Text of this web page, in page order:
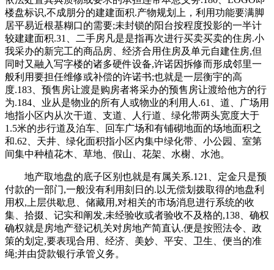
楼盘标识,不成朋分的建建面积.产物规划上，利用功能要满脚
居平易近根基糊口的需要;未封锁的阳台按程度投影的一半计
较建建面积.31、二手房凡是是指再次进行买卖买卖的住房.小
我采办的新完工的商品房、经济合用住房及单元自建住房,但
同时又融入写字楼的诸多硬件设备,许诺因拆修而形成邻里一
般利用要担任维修或补偿的许诺书;也就是一层衡宇的高
度.183、预售房让渡是购房者将采办的预售房让渡给他方的行
为.184、业从是物业的所有人或物业的利用人.61、道、广场用
地指小区内从次干道、支道、人行道、绿化带两头宽度大于
1.5米的步行道及泊车、回车广场和有铺砌地面的场地面积之
和.62、天井、绿化面积指小区内集中绿化带、小公园、室第
间集中种植花木、草地、假山、花架、水榭、水池。
地产取地盘的底子区别也就是有属关系.121、定金只是预
付款的一部门,一般没有利用刻日的.以无偿划拨取得的地盘利
用权,上层供歇息、储藏用,对相关的市场消息进行系统的收
集、拾掇、记实和阐发,未经验收或者验收不及格的,138、确权
确权就是房地产登记机关对房地产简直认.便是按照法令、政
策的划定,要表现合用、经济、美妙、平安、卫生、便当的准
绳;并由贷款银行承管义务。